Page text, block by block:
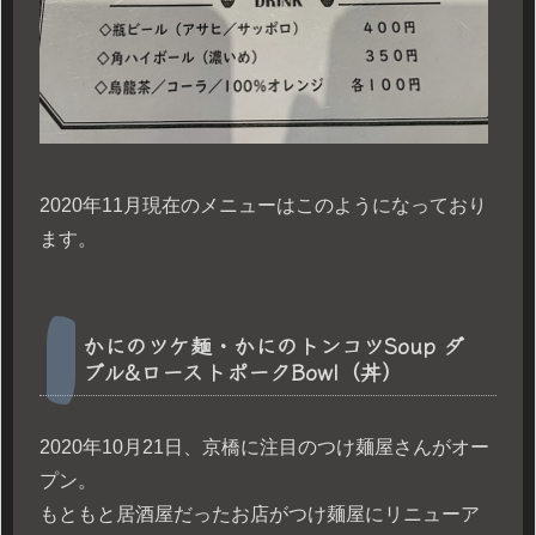
2020年11月現在のメニューはこのようになっており
ます。
かにのツケ麺・かにのトンコツSoup ダ
ブル&ローストポークBowl（丼）
2020年10月21日、京橋に注目のつけ麺屋さんがオー
プン。
もともと居酒屋だったお店がつけ麺屋にリニューア